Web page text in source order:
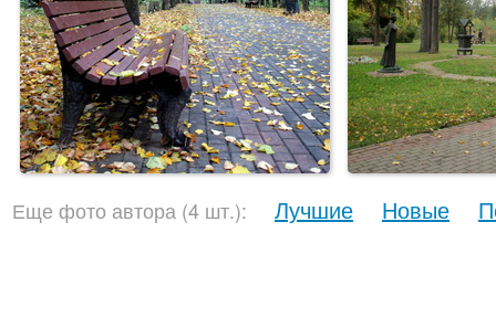
Еще фото автора (4 шт.): Лучшие Новые